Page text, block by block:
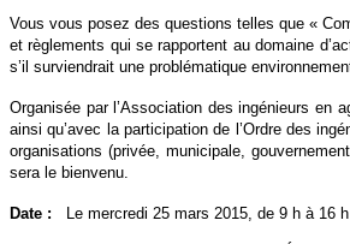
Vous vous posez des questions telles que «
et règlements qui se rapportent au domaine
s’il surviendrait une problématique
Organisée par l’Association des ingénieurs en
ainsi qu’avec la participation de l’Ordre des
organisations (privée, municipale,
sera le bienvenu.
Date : Le mercredi 25 mars 2015, de 9 h à 16 h